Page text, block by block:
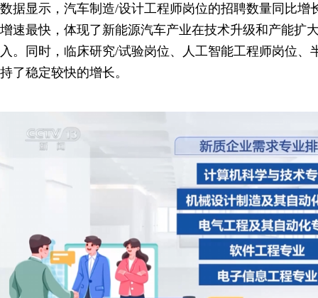
数据显示，汽车制造/设计工程师岗位的招聘数量同比增
增速最快，体现了新能源汽车产业在技术升级和产能扩
入。同时，临床研究/试验岗位、人工智能工程师岗位、
持了稳定较快的增长。